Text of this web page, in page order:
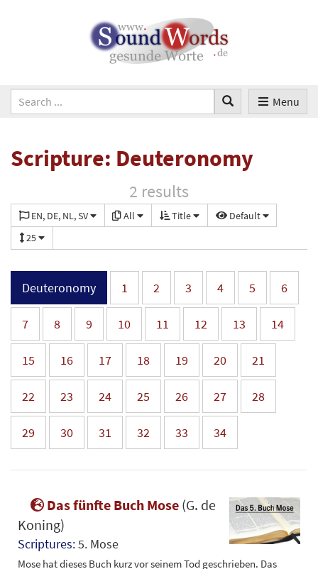
Menu
Scripture: Deuteronomy
2 results
EN, DE, NL, SV All Title
Default
25
Deuteronomy 1 2 3 4 5 6
7 8 9 10 11 12 13 14
15 16 17 18 19 20 21
22 23 24 25 26 27 28
29 30 31 32 33 34
Das fünfte Buch Mose (G. de
Koning)
Scriptures:5. Mose
Mose hat dieses Buch kurz vor seinem Tod geschrieben. Das